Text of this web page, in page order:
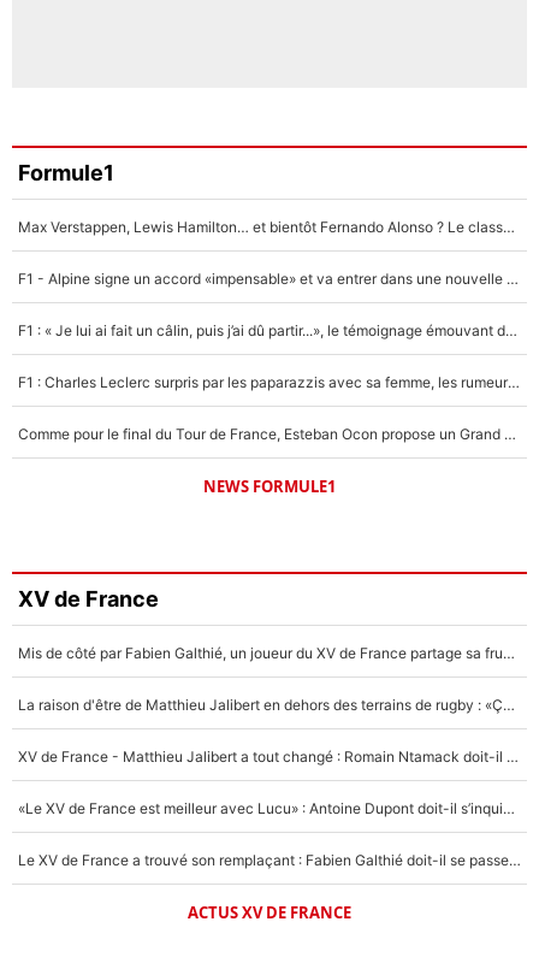
Formule1
Max Verstappen, Lewis Hamilton… et bientôt Fernando Alonso ? Le classement des pilotes les mieux payés en Formule 1 risque de changer !
F1 - Alpine signe un accord «impensable» et va entrer dans une nouvelle dimension : Grande nouvelle pour Pierre Gasly !
F1 : « Je lui ai fait un câlin, puis j’ai dû partir...», le témoignage émouvant de Max Verstappen sur sa fille
F1 : Charles Leclerc surpris par les paparazzis avec sa femme, les rumeurs étaient vraies !
Comme pour le final du Tour de France, Esteban Ocon propose un Grand Prix de Formule 1 à Paris : «Autour de l’Arc de Triomphe, ce serait génial» !
NEWS FORMULE1
XV de France
Mis de côté par Fabien Galthié, un joueur du XV de France partage sa frustration : «ils ne me l’ont pas dit tout de suite»
La raison d'être de Matthieu Jalibert en dehors des terrains de rugby : «Ça m'atteint autant que si tu touches à un membre de ma famille»
XV de France - Matthieu Jalibert a tout changé : Romain Ntamack doit-il s’inquiéter pour sa place à un an de la Coupe du monde ?
«Le XV de France est meilleur avec Lucu» : Antoine Dupont doit-il s’inquiéter pour sa place ?
Le XV de France a trouvé son remplaçant : Fabien Galthié doit-il se passer d'Antoine Dupont ?
ACTUS XV DE FRANCE